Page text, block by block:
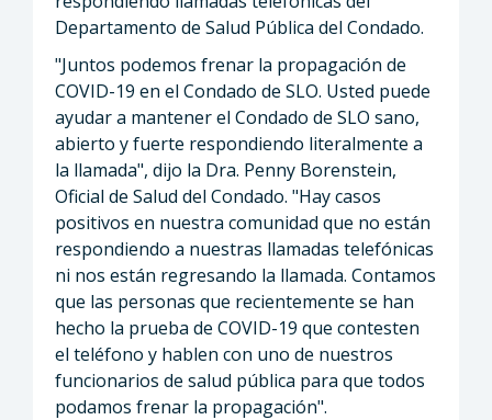
Departamento de Salud Pública del Condado.
"Juntos podemos frenar la propagación de
COVID-19 en el Condado de SLO. Usted puede
ayudar a mantener el Condado de SLO sano,
abierto y fuerte respondiendo literalmente a
la llamada", dijo la Dra. Penny Borenstein,
Oficial de Salud del Condado. "Hay casos
positivos en nuestra comunidad que no están
respondiendo a nuestras llamadas telefónicas
ni nos están regresando la llamada. Contamos
que las personas que recientemente se han
hecho la prueba de COVID-19 que contesten
el teléfono y hablen con uno de nuestros
funcionarios de salud pública para que todos
podamos frenar la propagación".